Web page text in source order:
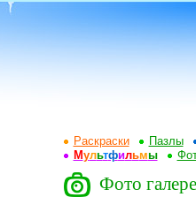
Раскраски
Пазлы
Мультфильмы
Фото